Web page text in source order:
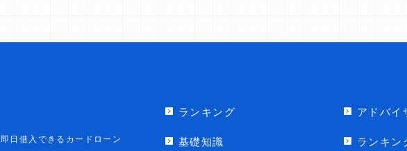
即日借入できるカードローン
ランキング
基礎知識
アドバイ
ランキン